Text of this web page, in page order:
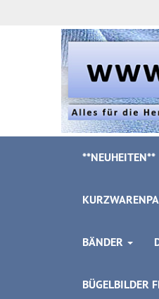
**NEUHEITEN**
BÄNDER
BÜGELBILDER